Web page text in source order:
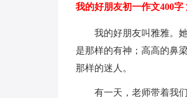
我的好朋友初一作文400字
我的好朋友叫雅雅。
是那样的有神；高高的鼻
那样的迷人。
有一天，老师带着我